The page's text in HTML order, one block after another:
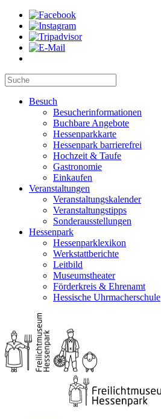
Besuch
Besucherinformationen
Buchbare Angebote
Hessenparkkarte
Hessenpark barrierefrei
Hochzeit & Taufe
Gastronomie
Einkaufen
Veranstaltungen
Veranstaltungskalender
Veranstaltungstipps
Sonderausstellungen
Hessenpark
Hessenparklexikon
Werkstattberichte
Leitbild
Museumstheater
Förderkreis & Ehrenamt
Hessische Uhrmacherschule